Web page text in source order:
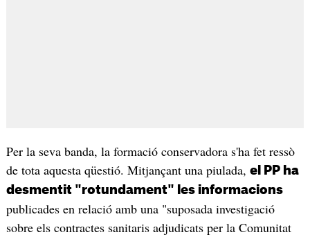
Per la seva banda, la formació conservadora s'ha fet ressò
de tota aquesta qüestió. Mitjançant una piulada, el PP ha
desmentit "rotundament" les informacions
publicades en relació amb una "suposada investigació
sobre els contractes sanitaris adjudicats per la Comunitat